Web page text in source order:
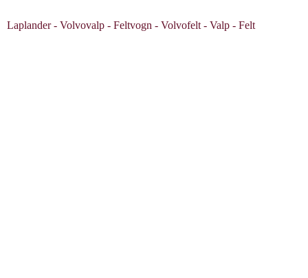
Laplander - Volvovalp - Feltvogn - Volvofelt - Valp - Felt